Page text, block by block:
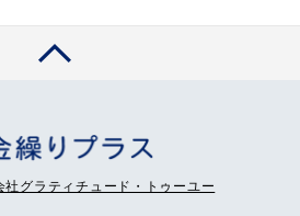
社グラティチュード・トゥーユー